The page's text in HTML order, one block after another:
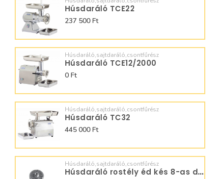
Húsdaráló TCE22
237 500 Ft
Húsdaráló,sajtdaráló,csontfűrész
Húsdaráló TCE12/2000
0 Ft
Húsdaráló,sajtdaráló,csontfűrész
Húsdaráló TC32
445 000 Ft
Húsdaráló,sajtdaráló,csontfűrész
Húsdaráló rostély éd kés 8-as darálóhoz